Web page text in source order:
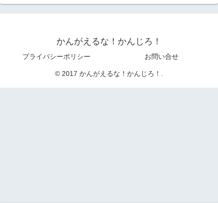
かんがえるな！かんじろ！
プライバシーポリシー お問い合せ
© 2017 かんがえるな！かんじろ！.